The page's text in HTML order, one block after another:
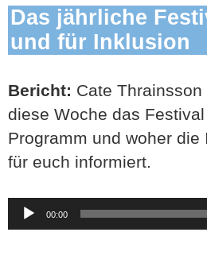
Das jährliche
und für Inklusion
Bericht: Cate Thrainsson
diese Woche das
Programm und woher
für euch informiert.
Audio-
Player
00:00